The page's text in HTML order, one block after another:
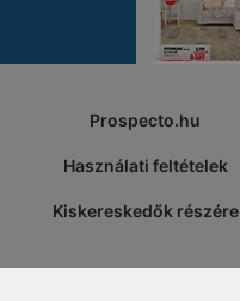
Prospecto.hu
Használati feltételek
Kiskereskedők részére